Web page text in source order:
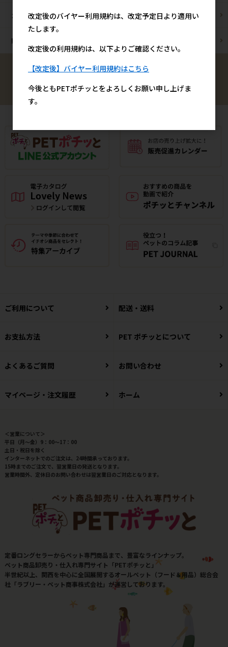
カフェ/飲食店様 ペットOK宿泊施設様
動物病院様
ご利用について 配送・送料
お支払方法 PET ポチッとについて
よくあるご質問 お問い合わせ
マイページ・注文履歴 ホーム
＜営業について＞
平日（月～金）9：00～17：00
土日・祝日を除く
インターネットでのご注文は、24時間承っております。
15時までのご注文で、翌営業日の発送となります。
営業時間外、定休日のお問い合わせは翌営業日のご対応となります。
定番ロングセラーからペット専門商品まで、豊富なラインナップ。
ペット商品卸売り・仕入れ専門サイト「PETポチッと」
半世紀以上、関西を中心に全国展開するオールペット（フード＆用品）総合会
社「ラブリー・ペット商事株式会社」が運営しております。
改定後のバイヤー利用規約は、改定予定日より適用い
たします。
改定後の利用規約は、以下よりご確認ください。
【改定後】バイヤー利用規約はこちら
今後ともPETポチッとをよろしくお願い申し上げま
す。